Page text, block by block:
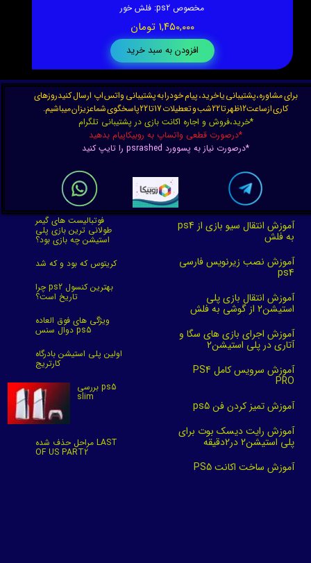
★★
مخصوص ps2
: فلش خور
۱,۴۵۰,۰۰۰ تومان
افزودن به سبد خرید
آموزش انتقال سیو بازی از ps4
به فلش
آموزش نصب زیرنویس فارسی
ps4
آموزش انتقال بازی پلی
استیشن2 از گوشی به فلش
آموزش اجرای بازی های سگا و
آتاری در پلی استیشن2
آموزش سرویس کامل PS4
PRO
آموزش تمیز کردن فن ps5
آموزش رایت دیسک بوت برای
پلی استیشن2 در2دقیقه
آموزش ساخت اکانت PS5
برای مشاوره،پشتیبانی یا خرید، پیام خودرا به پشتیبانی واتس اپ ارسال کنیدروزهای
کاری ازساعت12ظهر تا 22شب و تعطیلات 17تا 22پاسخگوی شماعزیزان میباشیم.
*خرید،فروش و اجاره اکانت بازی در پشتیبانی تلگرام
*درصورت قطعی واتساپ به روبیکاپیام بدهید
*درصورت نیاز به پسوورد psrashed را تایپ کنید
فوتبالیست های گیمر
طولانی ترین بازی پلی
استیشن چه بازی بود؟
کریتوس که بود و که شد
چرا ps2 بهترین کنسول
تاریخ است؟
ویژگی های فوق العاده
دوال سنس ps5
اولین پلی استیشن بادرگاه
کارتریج
بررسی ps5
slim
مراحل حذف شده LAST
OF US PART2